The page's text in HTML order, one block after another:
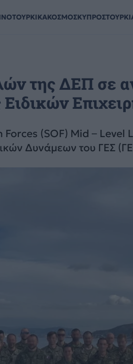
ΚΟΣΜΟΣΚΥΠΡΟΣ
της ΔΕΠ σε
(SOF) Mid – Level
Δυνάμεων του ΓΕΣ